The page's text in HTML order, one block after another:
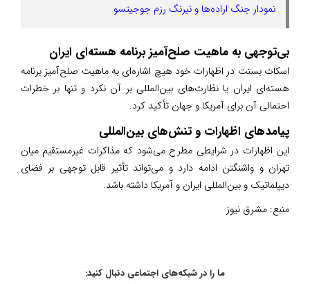
نمودار جنگ اراده‌ها و نیرنگ رزم جوجیتسو
بی‌توجهی به ماهیت صلح‌آمیز برنامه هسته‌ای ایران
اسکات بسنت در اظهارات خود هیچ اشاره‌ای به ماهیت صلح‌آمیز برنامه
هسته‌ای ایران یا نظارت‌های بین‌المللی بر آن نکرد و تنها بر خطرات
احتمالی آن برای آمریکا و جهان تأکید کرد.
پیامدهای اظهارات و تنش‌های بین‌المللی
این اظهارات در شرایطی مطرح می‌شود که مذاکرات غیرمستقیم میان
تهران و واشنگتن ادامه دارد و می‌تواند تأثیر قابل توجهی بر فضای
دیپلماتیک و بین‌المللی ایران و آمریکا داشته باشد.
منبع: مشرق نیوز
ما را در شبکه‌های اجتماعی دنبال کنید: